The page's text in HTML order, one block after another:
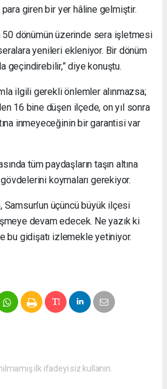
giren bir yer hâline gelmiştir.
dönümün üzerinde sera işletmesi
yenileri ekleniyor. Bir dönüm
geçindirebilir,” diye konuştu.
ilgili gerekli önlemler alınmazsa;
16 bine düşen ilçede, on yıl sonra
inmeyeceğinin bir garantisi var
tüm paydaşların taşın altına
koymaları gerekiyor.
üçüncü büyük ilçesi
devam edecek. Ne yazık ki
bu gidişatı izlemekle yetiniyor.
ilk ifadeyi siz kullanın.